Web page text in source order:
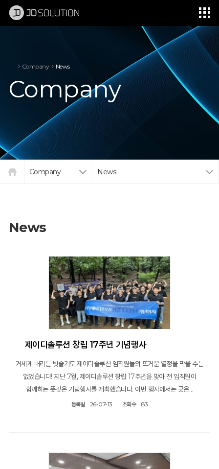
Company News
Company
Company News
News
제이디솔루션 창립 17주년 기념행사
거세게 내리는 빗줄기도 제이디솔루션 임직원들의 뜨거운 열정을 막을 수는
없었습니다! 지난 7월, 제이디솔루션 창립 17주년을 맞아 전 임직원이
함께하는 뜻깊은 기념행사를 개최했습니다. 이번 행사에서는 궂은…
등록일 26-07-13 조회수 83